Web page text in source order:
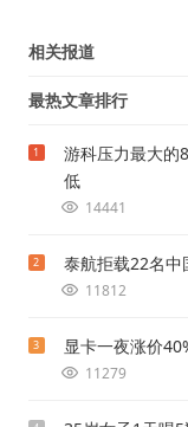
相关报道
最热文章排行
1
游科压力最大的
低
14441
2 泰航拒载22名中
11812
3 显卡一夜涨价
11279